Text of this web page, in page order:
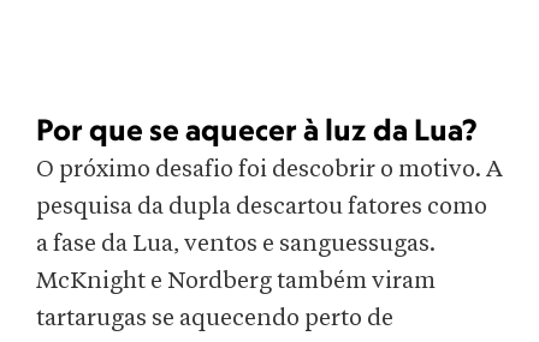
Por que se aquecer à luz da Lua?
O próximo desafio foi descobrir o motivo. A
pesquisa da dupla descartou fatores como
a fase da Lua, ventos e sanguessugas.
McKnight e Nordberg também viram
tartarugas se aquecendo perto de